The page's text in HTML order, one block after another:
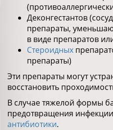
Деконгестантов
препараты,
в виде препаратов
Стероидных
препараты)
Эти препараты могут
восстановить
В случае тяжелой формы
предотвращения
антибиотики.